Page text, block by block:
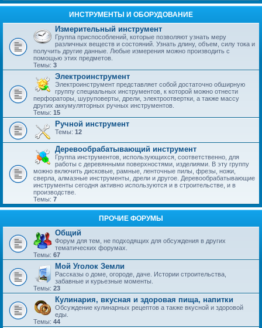
ИНСТРУМЕНТЫ И ОБОРУДОВАНИЕ
Измерительный инструмент
Группа приспособлений, которые позволяют узнать меру
различных веществ и состояний. Узнать длину, объем, силу тока и
получить другие данные. Любые измерения можно производить с
помощью этих предметов.
Темы: 3
Электроинструмент
Электроинструмент представляет собой достаточно обширную
группу специальных инструментов, к которой можно отнести
перфораторы, шуруповерты, дрели, электроотвертки, а также массу
других аккумуляторных ручных инструментов.
Темы: 15
Ручной инструмент
Темы: 12
Деревообрабатывающий инструмент
Группа инструментов, использующихся, соответственно, для
работы с деревянными поверхностями, изделиями. В эту группу
можно включить дисковые, рамные, ленточные пилы, фрезы, ножи,
сверла, алмазные инструменты, дрели и другое. Деревообрабатывающие
инструменты сегодня активно используются и в строительстве, и в
производстве.
Темы: 7
ПРОЧИЕ ФОРУМЫ
Общий
Форум для тем, не подходящих для обсуждения в других
тематических форумах.
Темы: 67
Мой Уголок Земли
Рассказы о доме, огороде, даче. Истории строительства,
забавные и курьезные моменты.
Темы: 23
Кулинария, вкусная и здоровая пища, напитки
Обсуждение кулинарных рецептов а также вкусной и здоровой
еды.
Темы: 44